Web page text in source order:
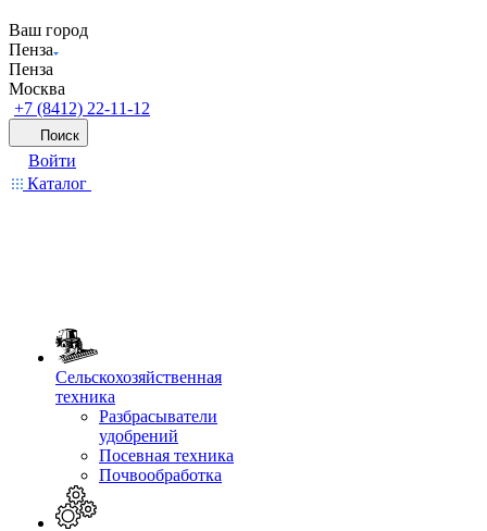
Ваш город
Пенза
Пенза
Москва
+7 (8412) 22-11-12
Поиск
Войти
Каталог
Сельскохозяйственная
техника
Разбрасыватели
удобрений
Посевная техника
Почвообработка